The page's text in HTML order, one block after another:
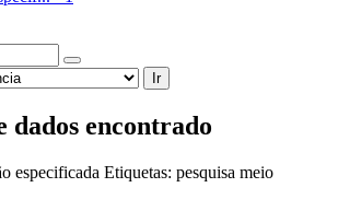
Ir
dados encontrado
especificada Etiquetas: pesquisa meio